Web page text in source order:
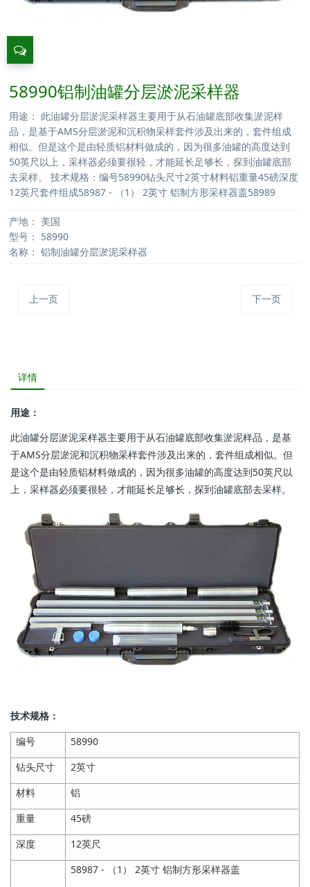
58990铝制油罐分层淤泥采样器
用途： 此油罐分层淤泥采样器主要用于从石油罐底部收集淤泥样
品，是基于AMS分层淤泥和沉积物采样套件涉及出来的，套件组成
相似。但是这个是由轻质铝材料做成的，因为很多油罐的高度达到
50英尺以上，采样器必须要很轻，才能延长足够长，探到油罐底部
去采样。 技术规格：编号58990钻头尺寸2英寸材料铝重量45磅深度
12英尺套件组成58987 - （1） 2英寸 铝制方形采样器盖58989
产地： 美国
型号： 58990
名称： 铝制油罐分层淤泥采样器
上一页 下一页
详情
用途：
此油罐分层淤泥采样器主要用于从石油罐底部收集淤泥样品，是基
于AMS分层淤泥和沉积物采样套件涉及出来的，套件组成相似。但
是这个是由轻质铝材料做成的，因为很多油罐的高度达到50英尺以
上，采样器必须要很轻，才能延长足够长，探到油罐底部去采样。
技术规格：
编号
58990
钻头尺寸
2英寸
材料
铝
重量
45磅
深度
12英尺
58987 - （1） 2英寸 铝制方形采样器盖